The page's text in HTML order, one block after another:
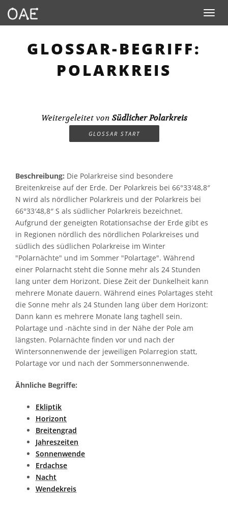
Toggle
GLOSSAR-BEGRIFF:
POLARKREIS
Weitergeleitet von Südlicher Polarkreis
GLOSSAR START
Beschreibung: Die Polarkreise sind besondere
Breitenkreise auf der Erde. Der Polarkreis bei 66°33′48,8″
N wird als nördlicher Polarkreis und der Polarkreis bei
66°33′48,8″ S als südlicher Polarkreis bezeichnet.
Aufgrund der geneigten Rotationsachse der Erde gibt es
in Regionen nördlich des nördlichen Polarkreises und
südlich des südlichen Polarkreise im Winter
"Polarnächte" und im Sommer "Polartage". Während
einer Polarnacht steht die Sonne mehr als 24 Stunden
lang unter dem Horizont. Diese Zeit der Dunkelheit kann
mehrere Monate dauern. Während eines Polartages steht
die Sonne mehr als 24 Stunden lang über dem Horizont:
Dann kann es mehrere Monate lang taghell sein.
Polartage und -nächte sind in der Nähe der Pole am
längsten. Polarnächte finden vor und nach der
Wintersonnenwende der jeweiligen Polarregion statt,
Polartage vor und nach der Sommersonnenwende.
Ähnliche Begriffe:
Ekliptik
Horizont
Breitengrad
Jahreszeiten
Sonnenwende
Erdachse
Nacht
Wendekreis